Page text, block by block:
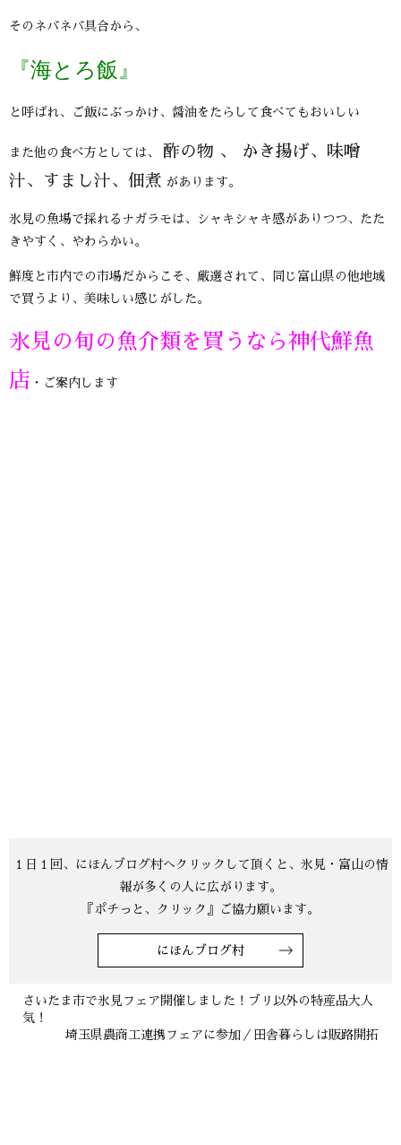
そのネバネバ具合から、
『海とろ飯』
と呼ばれ、ご飯にぶっかけ、醤油をたらして食べてもおいしい
また他の食べ方としては、 酢の物 、 かき揚げ、味噌
汁、すまし汁、佃煮 があります。
氷見の魚場で採れるナガラモは、シャキシャキ感がありつつ、たた
きやすく、やわらかい。
鮮度と市内での市場だからこそ、厳選されて、同じ富山県の他地域
で買うより、美味しい感じがした。
氷見の旬の魚介類を買うなら神代鮮魚
店 ・ご案内します
１日１回、にほんブログ村へクリックして頂くと、氷見・富山の情
報が多くの人に広がります。
『ポチっと、クリック』ご協力願います。
にほんブログ村
さいたま市で氷見フェア開催しました！ブリ以外の特産品大人
気！
埼玉県農商工連携フェアに参加／田舎暮らしは販路開拓